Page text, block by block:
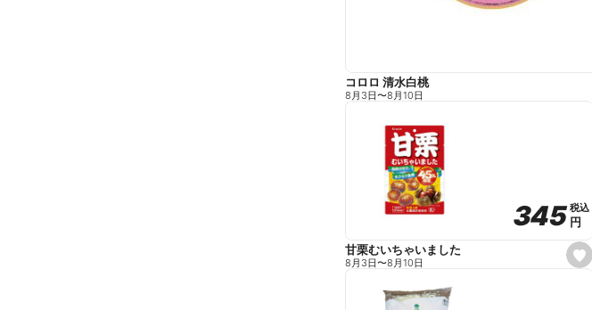
コロロ 清水白桃
8月3日〜8月10日
s
e
345
345税込
税込
円
円
甘栗むいちゃいました
8月3日〜8月10日